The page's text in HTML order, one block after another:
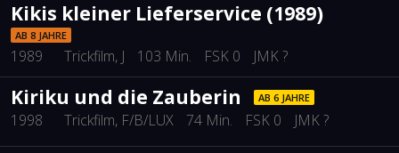
Kikis kleiner Lieferservice (1989)
AB 8 JAHRE
1989 Trickfilm, J 103 Min. FSK 0 JMK ?
Kiriku und die Zauberin AB 6 JAHRE
1998 Trickfilm, F/B/LUX 74 Min. FSK 0 JMK ?